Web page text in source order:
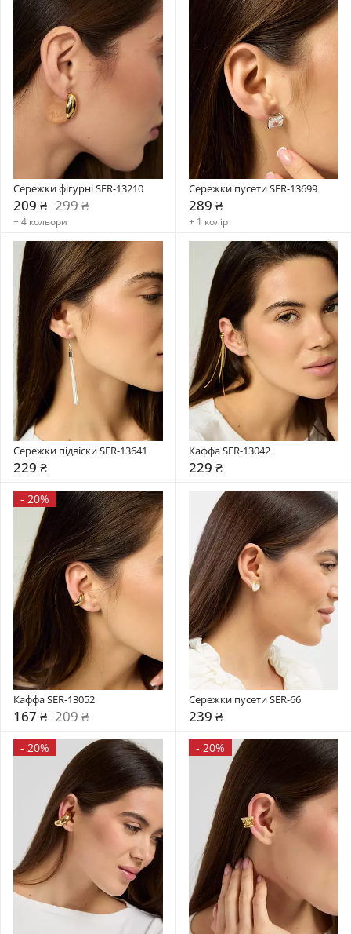
Сережки фігурні SER-13210
209 ₴ 299 ₴
+ 4 кольори
Сережки пусети SER-13699
289 ₴
+ 1 колір
Сережки підвіски SER-13641
229 ₴
Каффа SER-13042
229 ₴
- 20%
Каффа SER-13052
167 ₴ 209 ₴
Сережки пусети SER-66
239 ₴
- 20% - 20%